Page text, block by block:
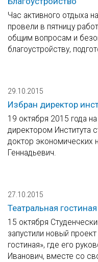
Час активного отдыха
провели в пятницу
общим вопросам и
благоустройству,
29.10.2015
Избран директор
19 октября 2015 года
директором Института
доктор экономических
Геннадьевич.
27.10.2015
Театральная гостиная
15 октября
запустили новый
гостиная», где его
Иванович, вместе со